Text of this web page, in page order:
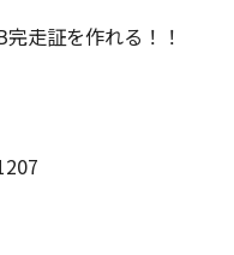
走証を作れる！！